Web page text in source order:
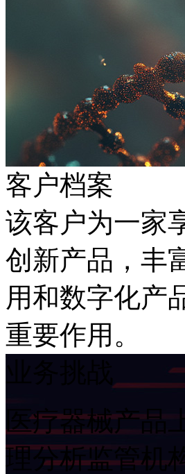
客户档案
该客户为一家
创新产品，丰
用和数字化产
重要作用。
医疗器械产品
理分析监管机